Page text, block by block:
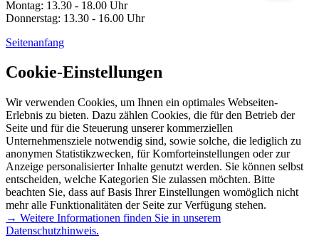
Montag: 13.30 - 18.00 Uhr
Donnerstag: 13.30 - 16.00 Uhr
Seitenanfang
Cookie-Einstellungen
Wir verwenden Cookies, um Ihnen ein optimales Webseiten-
Erlebnis zu bieten. Dazu zählen Cookies, die für den Betrieb der
Seite und für die Steuerung unserer kommerziellen
Unternehmensziele notwendig sind, sowie solche, die lediglich zu
anonymen Statistikzwecken, für Komforteinstellungen oder zur
Anzeige personalisierter Inhalte genutzt werden. Sie können selbst
entscheiden, welche Kategorien Sie zulassen möchten. Bitte
beachten Sie, dass auf Basis Ihrer Einstellungen womöglich nicht
mehr alle Funktionalitäten der Seite zur Verfügung stehen.
→ Weitere Informationen finden Sie in unserem
Datenschutzhinweis.